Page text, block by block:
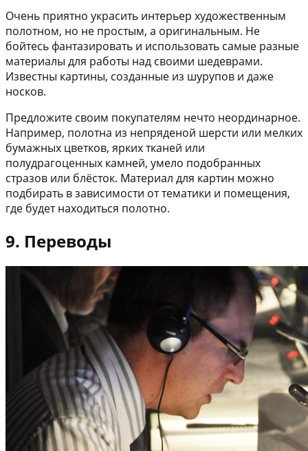
Очень приятно украсить интерьер художественным
полотном, но не простым, а оригинальным. Не
бойтесь фантазировать и использовать самые разные
материалы для работы над своими шедеврами.
Известны картины, созданные из шурупов и даже
носков.
Предложите своим покупателям нечто неординарное.
Например, полотна из непряденой шерсти или мелких
бумажных цветков, ярких тканей или
полудрагоценных камней, умело подобранных
стразов или блёсток. Материал для картин можно
подбирать в зависимости от тематики и помещения,
где будет находиться полотно.
9. Переводы